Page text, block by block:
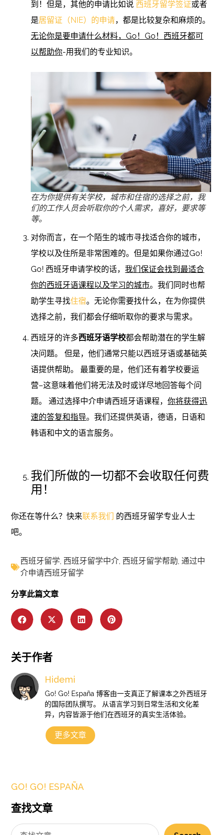
到！但是，其他的申请比如说 西班牙留学签证或者
是居留证（NIE）的申请，都是比较复杂和麻烦的。
无论你是要申请什么材料，Go！Go！西班牙都可
以帮助你-用我们的专业知识。
在为你提供有关学校，城市和住宿的选择之前，我
们的工作人员会听取你的个人需求，喜好，要求等
等。
对你而言，在一个陌生的城市寻找适合你的城市，
学校以及住所是非常困难的。但是如果你通过Go!
Go! 西班牙申请学校的话，我们保证会找到最适合
你的西班牙语课程以及学习的城市。我们同时也帮
助学生寻找住宿。无论你需要找什么，在为你提供
选择之前，我们都会仔细听取你的要求与需求。
西班牙的许多西班牙语学校都会帮助潜在的学生解
决问题。 但是，他们通常只能以西班牙语或基础英
语提供帮助。 最重要的是，他们还有着学校要运
营–这意味着他们将无法及时或详尽地回答每个问
题。 通过选择中介申请西班牙语课程，你将获得迅
速的答复和指导。我们还提供英语，德语，日语和
韩语和中文的语言服务。
我们所做的一切都不会收取任何费
用！
你还在等什么？快来联系我们 的西班牙留学专业人士
吧。
西班牙留学 西班牙留学中介 西班牙留学帮助 ,通过中
介申请西班牙留学
分享此篇文章
关于作者
Hidemi
Go! Go! España 博客由一支真正了解课本之外西班牙
的国际团队撰写。 从语言学习到日常生活和文化差
异，内容皆源于他们在西班牙的真实生活体验。
更多文章
GO! GO! ESPAÑA
查找文章